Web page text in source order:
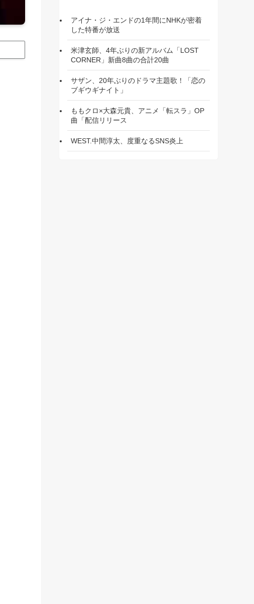
アイナ・ジ・エンドの1年間にNHKが密着
した特番が放送
米津玄師、4年ぶりの新アルバム「LOST
CORNER」新曲8曲の合計20曲
サザン、20年ぶりのドラマ主題歌！「恋の
ブギウギナイト」
ももクロ×大森元貴、アニメ「転スラ」OP
曲「配信リリース
WEST.中間淳太、度重なるSNS炎上